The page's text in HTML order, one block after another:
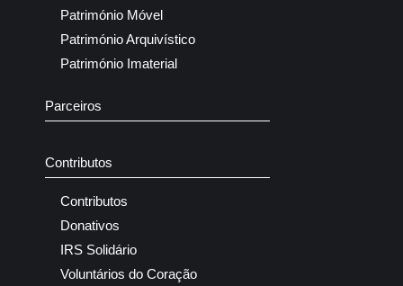
Património Móvel
Património Arquivístico
Património Imaterial
Parceiros
Contributos
Contributos
Donativos
IRS Solidário
Voluntários do Coração